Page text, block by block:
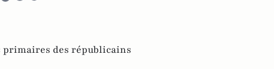
primaires des républicains